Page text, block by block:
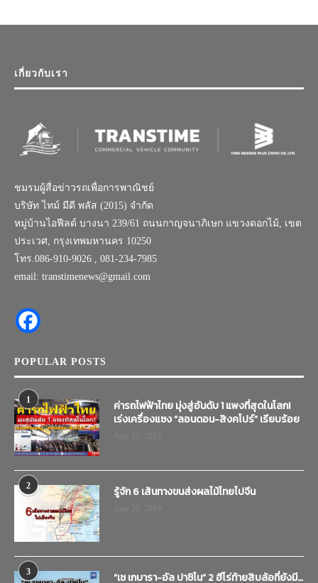
เกี่ยวกับเรา
ชมรมผู้สื่อข่าวรถเพื่อการพาณิชย์
บริษัท ไทม์ มีดี พลัส (2015) จำกัด
หมู่บ้านไอฟีลด์ บางนา 239/61 ถนนกาญจนาภิเษก แขวงดอกไม้, เขต
ประเวศ, กรุงเทพมหานคร 10250
โทร.086-910-9026 , 081-234-7985
email: transtimenews@gmail.com
POPULAR POSTS
1
ค่ารถไฟฟ้าไทย มุ่งสู่อันดับ 1 แพงที่สุดในโลก!
เร่งเครื่องแซง “ลอนดอน-สิงคโปร์” เรียบร้อย
2 รู้จัก 6 เส้นทางขนส่งผลไม้ไทยไปจีน
3
“เช เกบารา-อัล ปาชิโน” 2 ฮีโร่ท้ายสิบล้อที่ยังมี…